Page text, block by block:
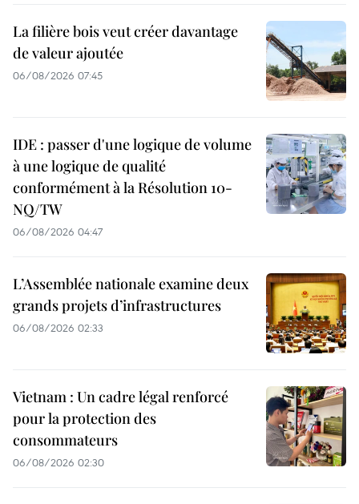
La filière bois veut créer davantage
de valeur ajoutée
06/08/2026 07:45
IDE : passer d'une logique de volume
à une logique de qualité
conformément à la Résolution 10-
NQ/TW
06/08/2026 04:47
L’Assemblée nationale examine deux
grands projets d’infrastructures
06/08/2026 02:33
Vietnam : Un cadre légal renforcé
pour la protection des
consommateurs
06/08/2026 02:30